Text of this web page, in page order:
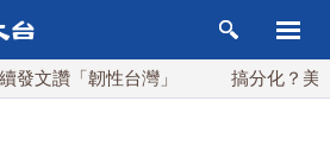
「韌性台灣」 搞分化？美情報